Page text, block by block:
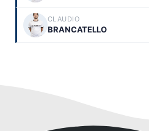
CLAUDIO
BRANCATELLO